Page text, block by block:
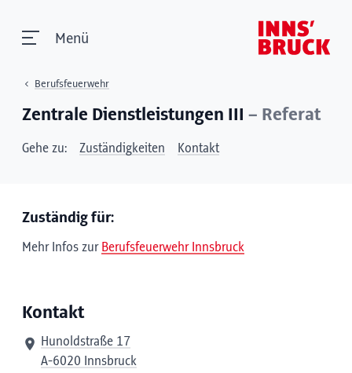
Menü
Berufsfeuerwehr
Zentrale Dienstleistungen III – Referat
Gehe zu: Zuständigkeiten Kontakt
Zuständig für:
Mehr Infos zur Berufsfeuerwehr Innsbruck
Kontakt
Hunoldstraße 17
A-6020 Innsbruck